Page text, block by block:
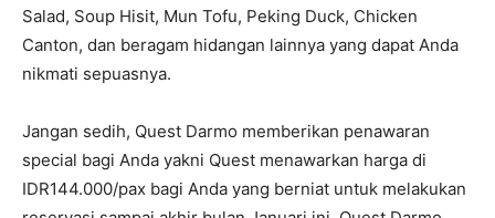
Salad, Soup Hisit, Mun Tofu, Peking Duck, Chicken
Canton, dan beragam hidangan lainnya yang dapat Anda
nikmati sepuasnya.
Jangan sedih, Quest Darmo memberikan penawaran
special bagi Anda yakni Quest menawarkan harga di
IDR144.000/pax bagi Anda yang berniat untuk melakukan